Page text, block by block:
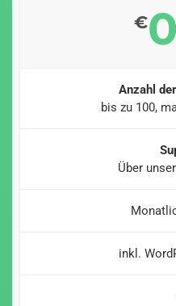
€0
Anzahl
bis zu 100,
Über
inkl.